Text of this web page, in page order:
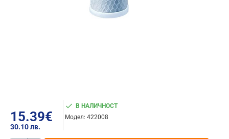
15.39€
30.10 лв.
В НАЛИЧНОСТ
Модел: 422008